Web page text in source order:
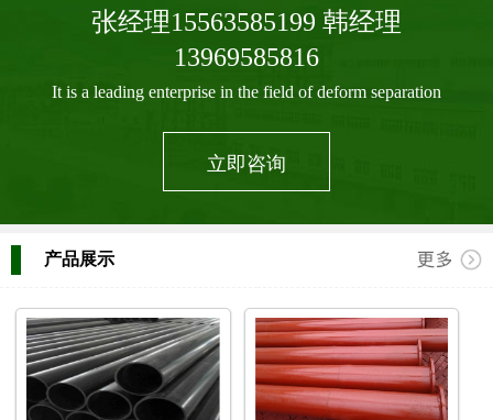
张经理15563585199 韩经理
13969585816
It is a leading enterprise in the field of deform separation
立即咨询
产品展示